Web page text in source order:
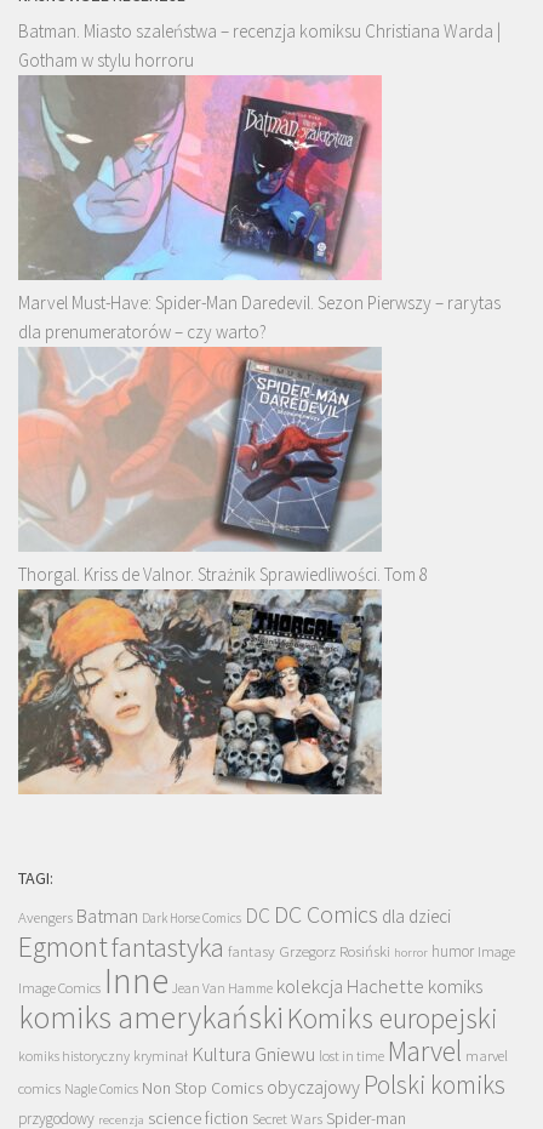
Batman. Miasto szaleństwa – recenzja komiksu Christiana Warda |
Gotham w stylu horroru
Marvel Must-Have: Spider-Man Daredevil. Sezon Pierwszy – rarytas
dla prenumeratorów – czy warto?
Thorgal. Kriss de Valnor. Strażnik Sprawiedliwości. Tom 8
TAGI:
Avengers Batman Dark Horse Comics DC DC Comics dla dzieci
Egmontfantastyka fantasy Grzegorz Rosiński horror humor Image
Image Comics Inne Jean Van Hamme kolekcja Hachette komiks
komiks amerykański Komiks europejski
komiks historyczny kryminał Kultura Gniewu lost in time Marvel marvel
comics Nagle Comics Non Stop Comics obyczajowy Polski komiks
przygodowy recenzja science fiction Secret Wars Spider-man